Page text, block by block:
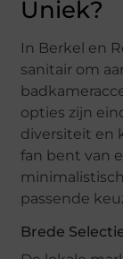
Uniek?
In Berkel en
sanitair om
opties zijn
diversiteit en
fan bent van
passende
Brede